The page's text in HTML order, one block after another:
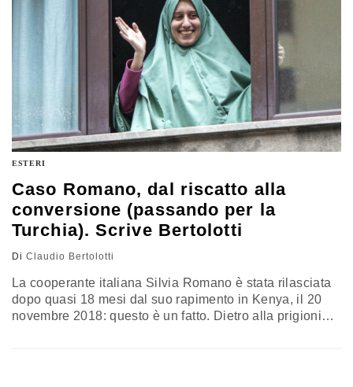
ESTERI
Caso Romano, dal riscatto alla
conversione (passando per la
Turchia). Scrive Bertolotti
Di Claudio Bertolotti
La cooperante italiana Silvia Romano è stata rilasciata
dopo quasi 18 mesi dal suo rapimento in Kenya, il 20
novembre 2018: questo è un fatto. Dietro alla prigionia